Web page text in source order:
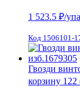
1 523.5 ₽/
Код 1506101-
Гвозди
корзину 122